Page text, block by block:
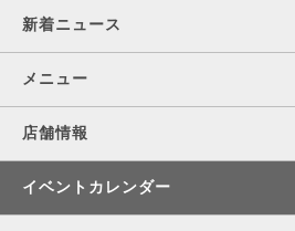
新着ニュース
メニュー
店舗情報
イベントカレンダー